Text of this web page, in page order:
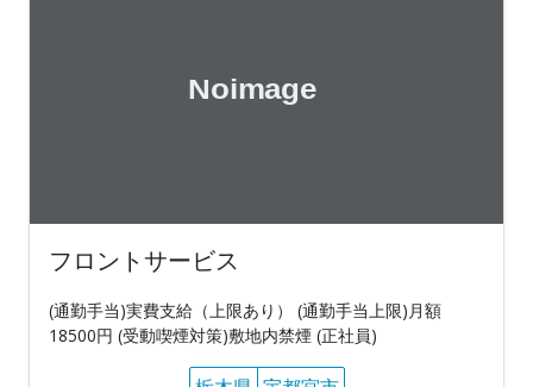
フロントサービス
(通勤手当)実費支給（上限あり） (通勤手当上限)月額
18500円 (受動喫煙対策)敷地内禁煙 (正社員)